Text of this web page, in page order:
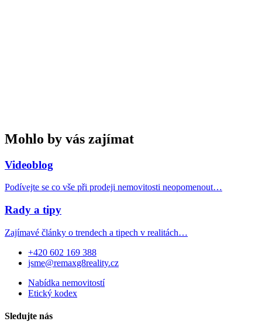
Mohlo by vás zajímat
Videoblog
Podívejte se co vše při prodeji nemovitosti neopomenout…
Rady a tipy
Zajímavé články o trendech a tipech v realitách…
+420 602 169 388
jsme@remaxg8reality.cz
Nabídka nemovitostí
Etický kodex
Sledujte nás